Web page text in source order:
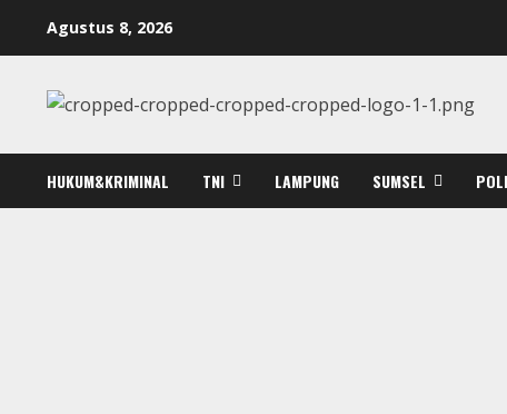
Agustus 8, 2026
HUKUM&KRIMINAL TNI LAMPUNG SUMSEL